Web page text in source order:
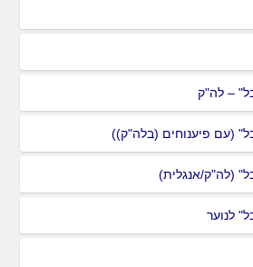
– לה"ק
(עם פיענוחים (בלה"ק))
(לה"ק/אנגלית)
לנוער